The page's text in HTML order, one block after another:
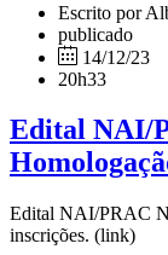
Escrito por
publicado
14/12/23
20h33
Edital NAI/
Edital NAI/PRAC
inscrições. (link)